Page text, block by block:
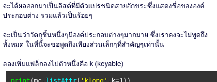
จะได้ผลออกมาเป็นลิสต์ที่มีตัวแปรชนิดสายอักขระซึ่งแสดงชื่อขององค์
ประกอบต่าง รวมแล้วเป็นร้อยๆ
จะเป็นว่าวัตถุชิ้นหนึ่งๆมีองค์ประกอบต่างๆมากมาย ซึ่งเราคงจะไม่พูดถึง
ทั้งหมด ในที่นี้จะขอพูดถึงเพียงส่วนเล็กๆที่สำคัญๆเท่านั้น
ลองเพิ่มแฟล็กลงไปตัวหนึ่งคือ k (keyable)